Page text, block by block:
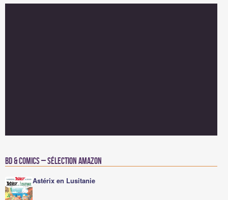
BD & Comics – Sélection Amazon
Astérix en Lusitanie